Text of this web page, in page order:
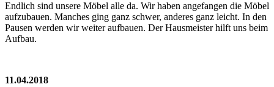
Endlich sind unsere Möbel alle da. Wir haben angefangen die Möbel
aufzubauen. Manches ging ganz schwer, anderes ganz leicht. In den
Pausen werden wir weiter aufbauen. Der Hausmeister hilft uns beim
Aufbau.
11.04.2018